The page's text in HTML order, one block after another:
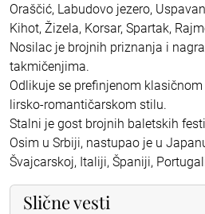
Oraščić, Labudovo jezero,
Kihot, Žizela, Korsar, Spartak,
Nosilac je brojnih priznanja i
takmičenjima.
Odlikuje se prefinjenom
lirsko-romantičarskom stilu.
Stalni je gost brojnih baletskih
Osim u Srbiji, nastupao je u
Švajcarskoj, Italiji, Španiji,
Slične vesti